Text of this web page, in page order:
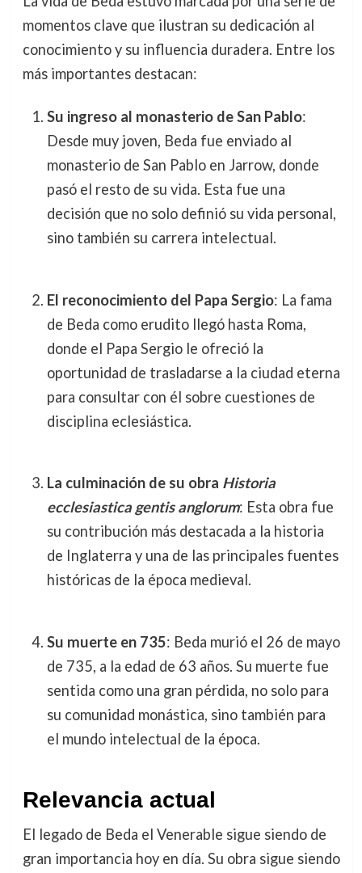
momentos clave que ilustran su dedicación al
conocimiento y su influencia duradera. Entre los
más importantes destacan:
Su ingreso al monasterio de San Pablo:
Desde muy joven, Beda fue enviado al
monasterio de San Pablo en Jarrow, donde
pasó el resto de su vida. Esta fue una
decisión que no solo definió su vida personal,
sino también su carrera intelectual.
El reconocimiento del Papa Sergio: La fama
de Beda como erudito llegó hasta Roma,
donde el Papa Sergio le ofreció la
oportunidad de trasladarse a la ciudad eterna
para consultar con él sobre cuestiones de
disciplina eclesiástica.
La culminación de su obra Historia
ecclesiastica gentis anglorum: Esta obra fue
su contribución más destacada a la historia
de Inglaterra y una de las principales fuentes
históricas de la época medieval.
Su muerte en 735: Beda murió el 26 de mayo
de 735, a la edad de 63 años. Su muerte fue
sentida como una gran pérdida, no solo para
su comunidad monástica, sino también para
el mundo intelectual de la época.
Relevancia actual
El legado de Beda el Venerable sigue siendo de
gran importancia hoy en día. Su obra sigue siendo